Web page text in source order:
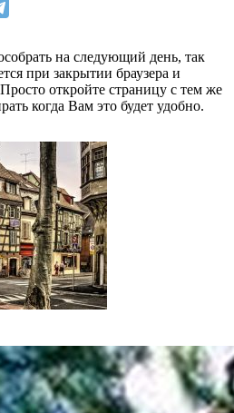
на следующий день, так
при закрытии браузера и
откройте страницу с тем же
когда Вам это будет удобно.